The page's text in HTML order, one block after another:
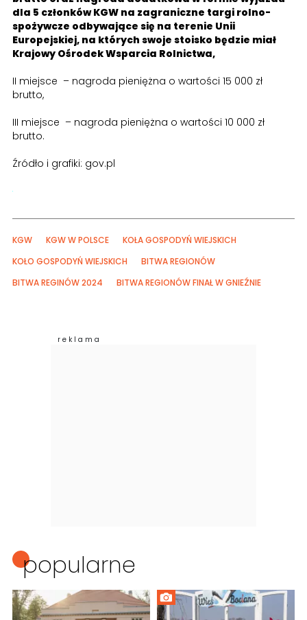
dla 5 członków KGW na zagraniczne targi rolno-
spożywcze odbywające się na terenie Unii
Europejskiej, na których swoje stoisko będzie miał
Krajowy Ośrodek Wsparcia Rolnictwa,
II miejsce – nagroda pieniężna o wartości 15 000 zł
brutto,
III miejsce – nagroda pieniężna o wartości 10 000 zł
brutto.
Źródło i grafiki: gov.pl
KGW KGW W POLSCE
KOŁA GOSPODYŃ WIEJSKICH
KOŁO GOSPODYŃ WIEJSKICH
BITWA REGIONÓW
BITWA REGINÓW 2024
BITWA REGIONÓW FINAŁ W GNIEŹNIE
popularne